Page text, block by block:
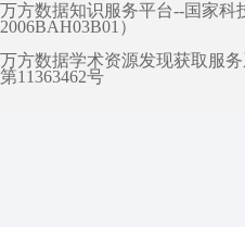
万方数据知识服务平台--国家科
2006BAH03B01）
万方数据学术资源发现获取服
第11363462号